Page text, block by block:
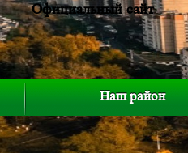
Официальный сайт
Наш район